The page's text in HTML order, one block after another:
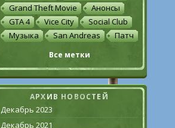
Grand Theft Movie
Анонсы
GTA 4
Vice City
Social Club
Музыка
San Andreas Патч
Все метки
АРХИВ НОВОСТЕЙ
Декабрь 2023
Декабрь 2021